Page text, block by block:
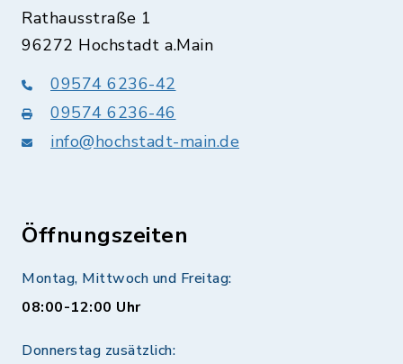
Rathausstraße 1
96272 Hochstadt a.Main
09574 6236-42
09574 6236-46
info@hochstadt-main.de
Öffnungszeiten
Montag, Mittwoch und Freitag:
08:00-12:00 Uhr
Donnerstag zusätzlich: